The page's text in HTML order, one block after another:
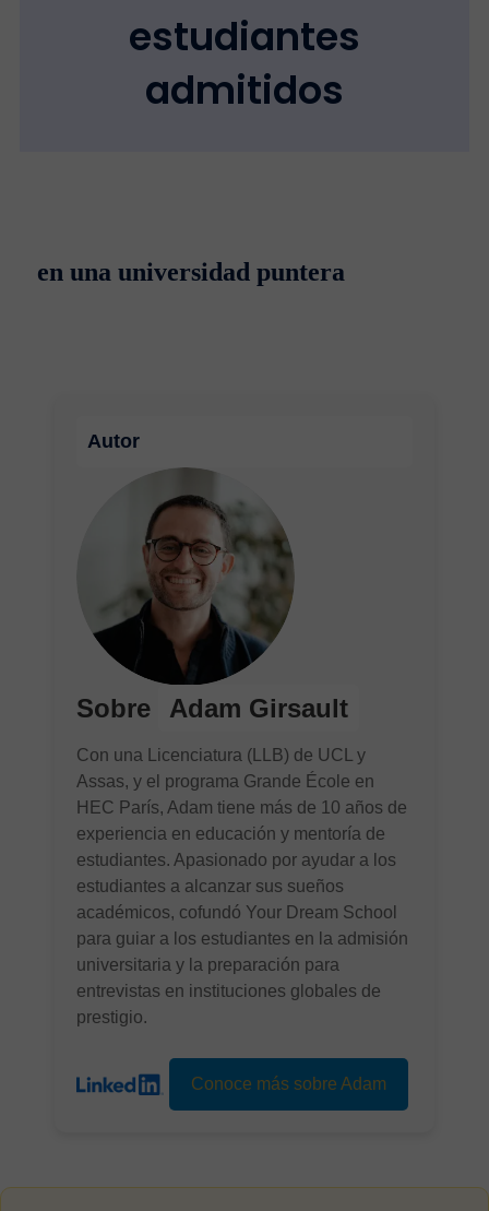
estudiantes
admitidos
en una universidad puntera
Autor
Sobre Adam Girsault
Con una Licenciatura (LLB) de UCL y
Assas, y el programa Grande École en
HEC París, Adam tiene más de 10 años de
experiencia en educación y mentoría de
estudiantes. Apasionado por ayudar a los
estudiantes a alcanzar sus sueños
académicos, cofundó Your Dream School
para guiar a los estudiantes en la admisión
universitaria y la preparación para
entrevistas en instituciones globales de
prestigio.
Conoce más sobre Adam